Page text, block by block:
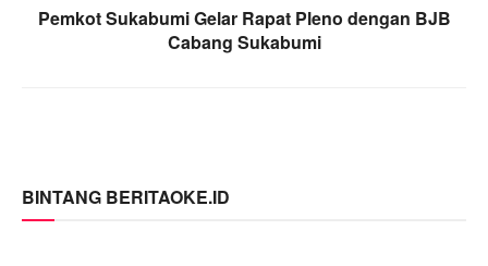
Pemkot Sukabumi Gelar Rapat Pleno dengan BJB
Cabang Sukabumi
BINTANG BERITAOKE.ID